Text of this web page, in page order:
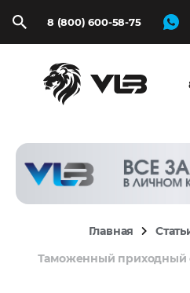
8 (800) 600-58-75
Главная
Таможенный приходный
Запросить
расчёт